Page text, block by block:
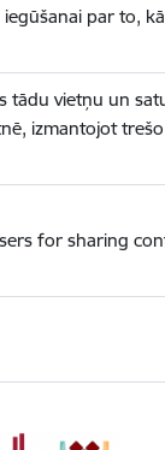
par to,
tādu vietņu un
izmantojot
for sharing